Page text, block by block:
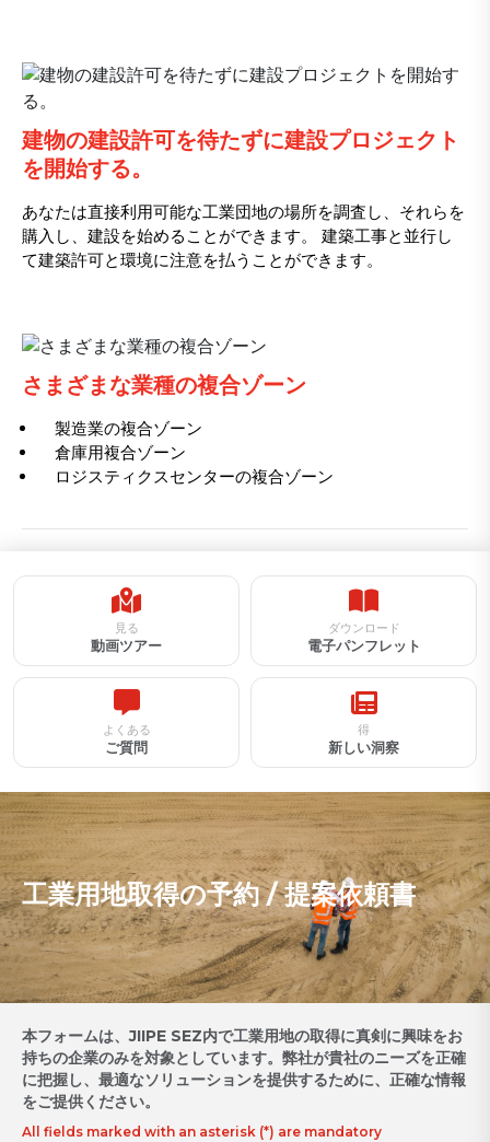
建物の建設許可を待たずに建設プロジェクト
を開始する。
あなたは直接利用可能な工業団地の場所を調査し、それらを
購入し、建設を始めることができます。 建築工事と並行し
て建築許可と環境に注意を払うことができます。
さまざまな業種の複合ゾーン
製造業の複合ゾーン
倉庫用複合ゾーン
ロジスティクスセンターの複合ゾーン
見る
動画ツアー
ダウンロード
電子パンフレット
よくある
ご質問
得
新しい洞察
工業用地取得の予約 / 提案依頼書
本フォームは、JIIPE SEZ内で工業用地の取得に真剣に興味をお
持ちの企業のみを対象としています。弊社が貴社のニーズを正確
に把握し、最適なソリューションを提供するために、正確な情報
をご提供ください。
All fields marked with an asterisk (*) are mandatory